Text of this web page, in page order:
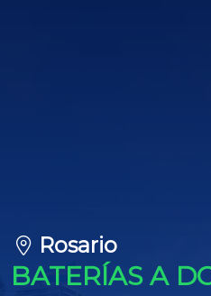
Rosario
BATERÍAS A